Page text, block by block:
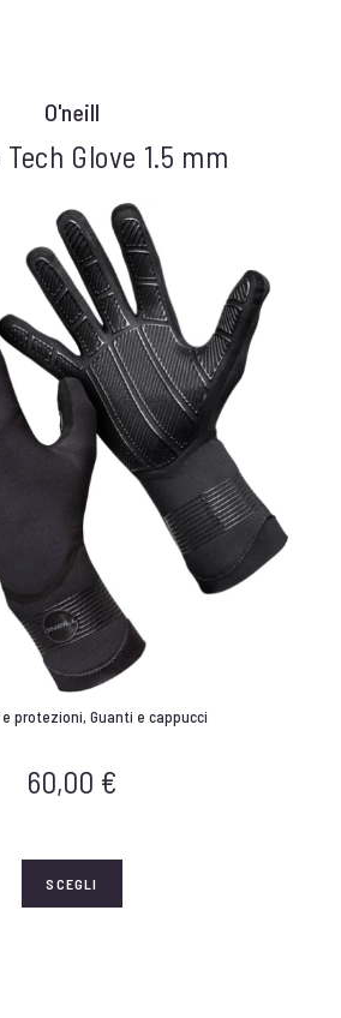
O'neill
Glove 1.5 mm
e protezioni, Guanti e cappucci
60,00 €
SCEGLI